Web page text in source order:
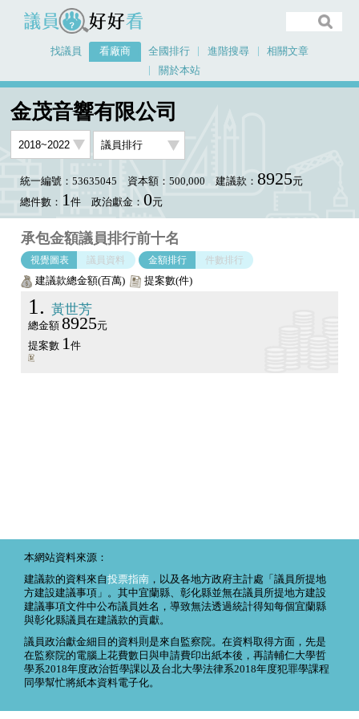
議員好好看
找議員 看廠商 全國排行 進階搜尋
相關文章
關於本站
金茂音響有限公司
統一編號：53635045 資本額：500,000 建議款： 8925元
總件數： 1件 政治獻金： 0元
承包金額議員排行前十名
視覺圖表 議員資料 金額排行 件數排行
建議款總金額(百萬) 提案數(件)
1 黃世芳
總金額 8925元
提案數 1 件
本網站資料來源：
建議款的資料來自投票指南 ，以及各地方政府主計處「議員所提地
方建設建議事項」。其中宜蘭縣、彰化縣並無在議員所提地方建設
建議事項文件中公布議員姓名，導致無法透過統計得知每個宜蘭縣
與彰化縣議員在建議款的貢獻。
議員政治獻金細目的資料則是來自監察院。在資料取得方面，先是
在監察院的電腦上花費數日與申請費印出紙本後，再請輔仁大學哲
學系2018年度政治哲學課以及台北大學法律系2018年度犯罪學課程
同學幫忙將紙本資料電子化。